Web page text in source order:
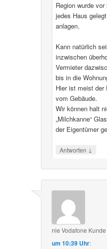
Region wurde
jedes Haus
anlagen.
Kann natürlich
inzwischen
Vermieter
bis in die
Hier ist meist der
vom Gebäude.
Wir können halt
„Milchkanne“
der Eigentümer
Antworten ↓
nie Vodafone Kunde
um 10:39 Uhr: